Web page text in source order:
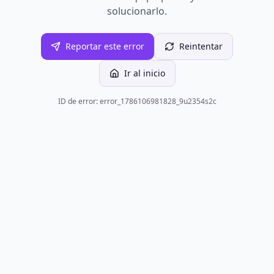
solucionarlo.
Reportar este error Reintentar
Ir al inicio
ID de error: error_1786106981828_9u2354s2c